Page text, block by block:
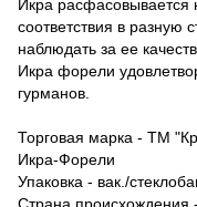
Икра расфасовывается
соответствия в разную
наблюдать за ее
Икра форели
гурманов.
Торговая марка - ТМ
Икра-Форели
Упаковка - вак./
Страна происхождения